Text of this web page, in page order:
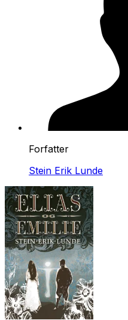
Forfatter
Stein Erik Lunde